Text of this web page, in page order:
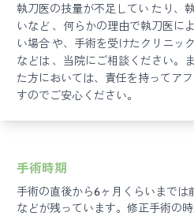
執刀医の技量が不足してい たり、
いなど 、何らかの理由で執刀医に
い場合 や、手術を受けたクリニッ
などは 、当院にご相談ください。
た方においては、責任を持ってア
すのでご安心ください。
手術時期
手術の直後から6ヶ月くらいまで
などが残っています。修正手術の